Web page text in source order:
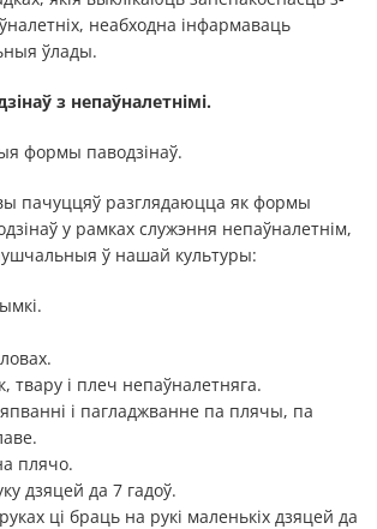
неабходна інфармаваць
ўлады.
з непаўналетнімі.
формы паводзінаў.
пачуццяў разглядаюцца як формы
у рамках служэння непаўналетнім,
ў нашай культуры:
твару і плеч непаўналетняга.
і пагладжванне па плячы, па
плячо.
дзяцей да 7 гадоў.
ці браць на рукі маленькіх дзяцей да